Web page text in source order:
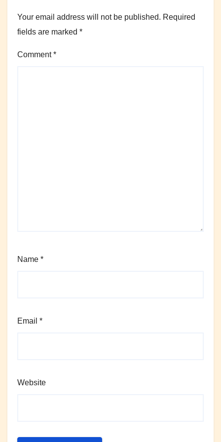
Your email address will not be published. Required
fields are marked *
Comment*
Name *
Email *
Website